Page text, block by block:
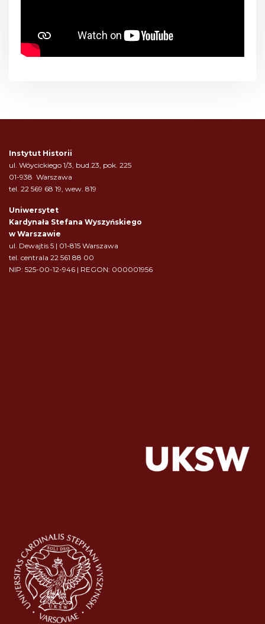
Instytut Historii
ul. Wóycickiego 1/3, bud.23, pok. 225
01-938 Warszawa
tel. 22 569 68 19, wew. 819
Uniwersytet
Kardynała Stefana Wyszyńskiego
w Warszawie
ul. Dewajtis 5 | 01-815 Warszawa
tel. centrala 22 561 88 00
NIP: 525-00-12-946 | REGON: 000001956